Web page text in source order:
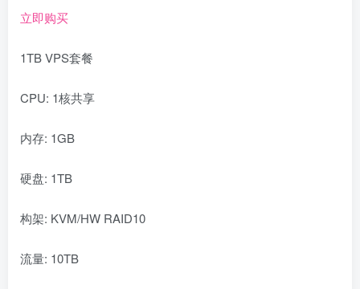
立即购买
1TB VPS套餐
CPU: 1核共享
内存: 1GB
硬盘: 1TB
构架: KVM/HW RAID10
流量: 10TB